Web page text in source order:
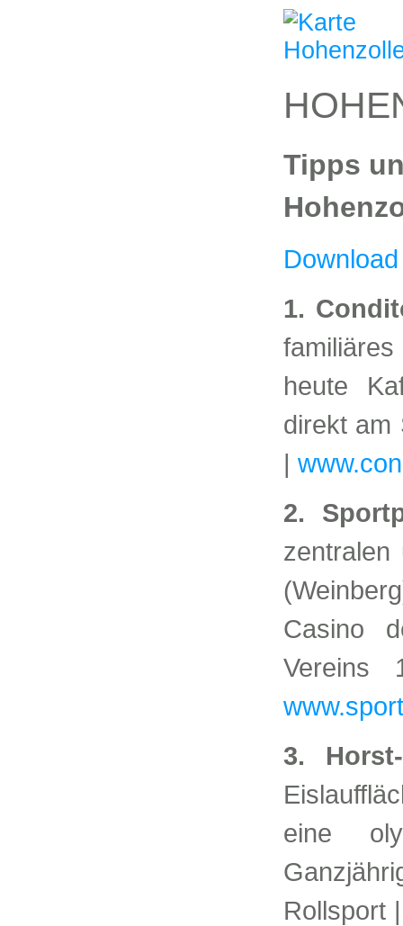
Tipps
1.
heute
direkt am
|
2.
zentralen
Casino
Vereins
3.
eine
Rollsport